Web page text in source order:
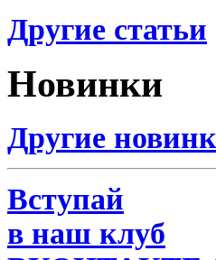
Другие статьи
Новинки
Другие
Вступай
в наш клуб